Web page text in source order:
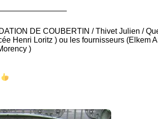
DE COUBERTIN /Thivet Julien /
Henri Loritz ) ou les fournisseurs (Elkem
)